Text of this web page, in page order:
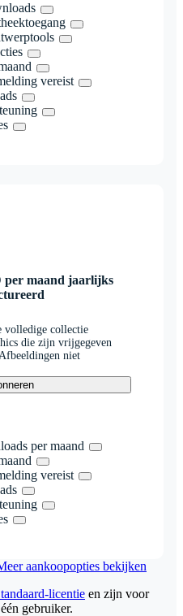
vereist
per maand jaarlijks
volledige collectie
die zijn vrijgegeven
niet
per maand
vereist
aankoopopties bekijken
licentie en zijn voor
gebruiker.